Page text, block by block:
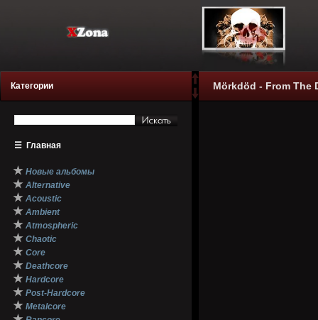
Категории
☰ Главная
★ Новые альбомы
★ Alternative
★ Acoustic
★ Ambient
★ Atmospheric
★ Chaotic
★ Core
★ Deathcore
★ Hardcore
★ Post-Hardcore
★ Metalcore
Mörkdöd - From The